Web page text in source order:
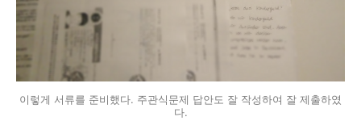
이렇게 서류를 준비했다. 주관식문제 답안도 잘 작성하여 잘 제출하였
다.